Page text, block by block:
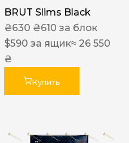
BRUT Slims Black
₴630 ₴610 за блок
$590 за ящик≈ 26 550
₴
Купить